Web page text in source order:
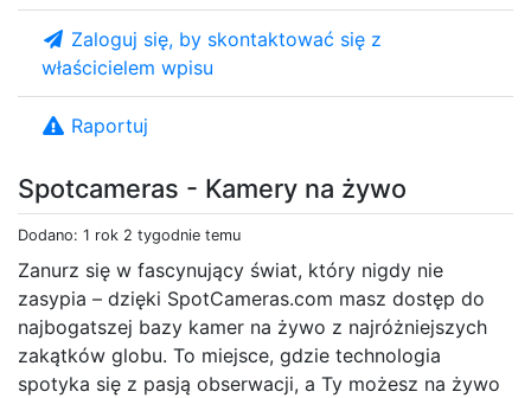
Spotcameras - Kamery na żywo
Dodano: 1 rok 2 tygodnie temu
Zanurz się w fascynujący świat, który nigdy nie
zasypia – dzięki SpotCameras.com masz dostęp do
najbogatszej bazy kamer na żywo z najróżniejszych
zakątków globu. To miejsce, gdzie technologia
spotyka się z pasją obserwacji, a Ty możesz na żywo
Zaloguj się, by skontaktować się z
właścicielem wpisu
Raportuj